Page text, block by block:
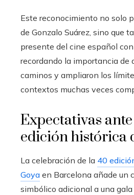
Este reconocimiento no solo
de Gonzalo Suárez, sino que
presente del cine español
recordando la importancia de
caminos y ampliaron los
contextos muchas veces
Expectativas
edición histórica
La celebración de la 40
Goya en Barcelona añade un
simbólico adicional a una